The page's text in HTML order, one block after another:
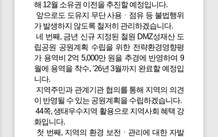
해 12월 소유권 이전을 추진할 예정입니다.
앞으로도 도유지 무단 사용ㆍ점유 등 불법행위
가 발생하지 않도록 철저히 관리하겠습니다.
네 번째, 금년 신규 지정된 철원 DMZ성재산 도
립공원 공원계획 수립을 위한 전략환경영향평
가 용역비 2억 5,000만 원을 추경에 반영하여 9
월에 용역을 착수, ’26년 3월까지 완료할 예정입
니다.
지역주민과 관계기관 협의를 통해 지역의 의견
이 반영될 수 있는 공원계획을 수립하겠습니다.
44쪽, 생태우수지역 활용으로 지역사회 혜택 강
화입니다.
첫 번째, 지역의 환경 보전ㆍ관리에 대한 자발